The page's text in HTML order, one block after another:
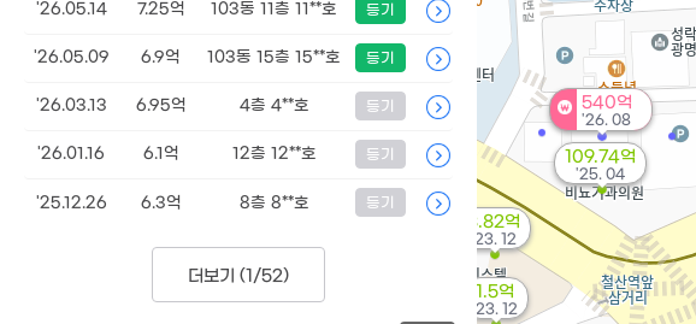
540억
'26. 08
109.74억
'25. 04
3.82억
'23. 12
1.5억
'23. 12
'26.05.14 7.25억 103동 11층 11**호 등기
'26.05.09 6.9억 103동 15층 15**호 등기
'26.03.13 6.95억 4층 4**호 등기
'26.01.16 6.1억 12층 12**호 등기
'25.12.26 6.3억 8층 8**호 등기
더보기 (1/52)